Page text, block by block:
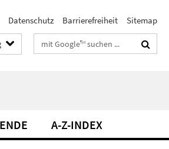
Datenschutz Barrierefreiheit Sitemap
Suchbegriffe
A-Z-INDEX